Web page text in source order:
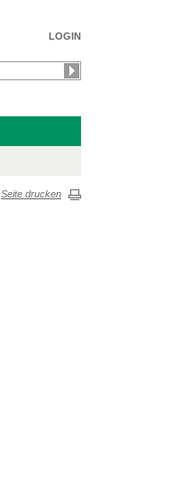
LOGIN
Seite drucken